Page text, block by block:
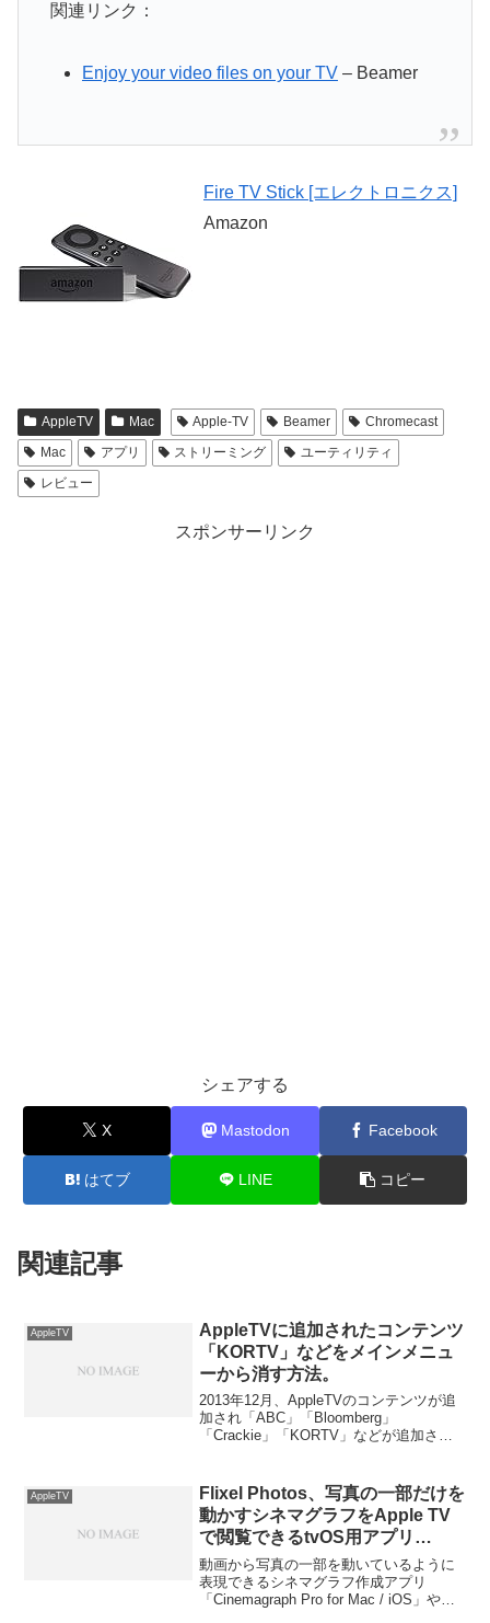
関連リンク：
Enjoy your video files on your TV– Beamer
Fire TV Stick [エレクトロニクス]
Amazon
AppleTV Mac Apple-TV Beamer
Chromecast
Mac
アプリ ストリーミング
ユーティリティ
レビュー
スポンサーリンク
シェアする
X Mastodon Facebook
はてブ LINE コピー
関連記事
AppleTV
AppleTVに追加されたコンテンツ
「KORTV」などをメインメニュ
ーから消す方法。
2013年12月、AppleTVのコンテンツが追
加され「ABC」「Bloomberg」
「Crackie」「KORTV」などが追加され
AppleTVのメインメニューに表示したく
ない！」っという人も多いようで
「AppleTVのメインメニューに表示され
ているコンテンツを隠す方法」が使われ
ているそうなので使い方をまとめまし
た。詳細は以下から。
AppleTV
Flixel Photos、写真の一部だけを
動かすシネマグラフをApple TV
で閲覧できるtvOS用アプリ
「Flixel TV」をリリース。
動画から写真の一部を動いているように
表現できるシネマグラフ作成アプリ
「Cinemagraph Pro for Mac / iOS」やタ